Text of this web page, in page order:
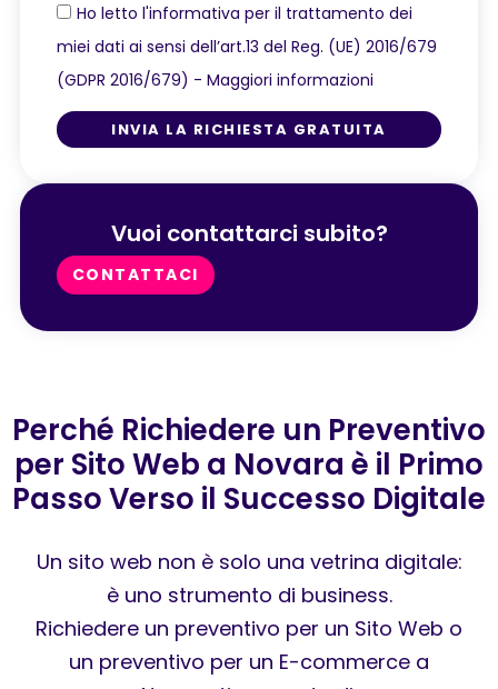
Ho letto l'informativa per il trattamento dei
miei dati ai sensi dell’art.13 del Reg. (UE) 2016/679
(GDPR 2016/679) - Maggiori informazioni
INVIA LA RICHIESTA GRATUITA
Vuoi contattarci subito?
CONTATTACI
Perché Richiedere un Preventivo
per Sito Web a Novara è il Primo
Passo Verso il Successo Digitale
Un sito web non è solo una vetrina digitale:
è uno strumento di business.
Richiedere un preventivo per un Sito Web o
un preventivo per un E-commerce a